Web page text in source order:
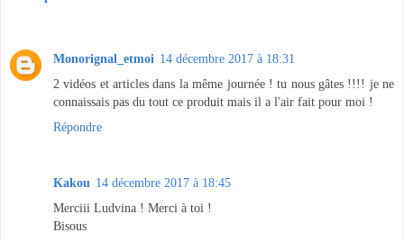
Monorignal_etmoi 14 décembre 2017 à 18:31
2 vidéos et articles dans la même journée ! tu nous gâtes !!!! je ne
connaissais pas du tout ce produit mais il a l'air fait pour moi !
Répondre
Kakou 14 décembre 2017 à 18:45
Merciii Ludvina ! Merci à toi !
Bisous